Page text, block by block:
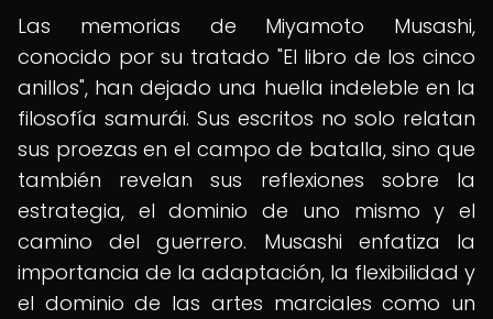
Las memorias de Miyamoto Musashi,
conocido por su tratado "El libro de los cinco
anillos", han dejado una huella indeleble en la
filosofía samurái. Sus escritos no solo relatan
sus proezas en el campo de batalla, sino que
también revelan sus reflexiones sobre la
estrategia, el dominio de uno mismo y el
camino del guerrero. Musashi enfatiza la
importancia de la adaptación, la flexibilidad y
el dominio de las artes marciales como un